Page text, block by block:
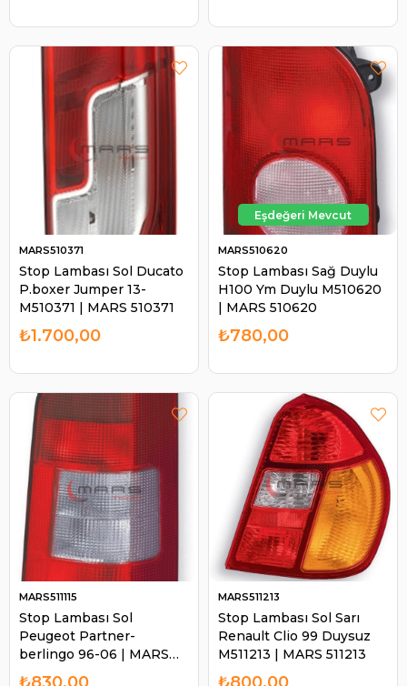
Stop Lambası Sol Ducato
P.boxer Jumper 13-
M510371 | MARS 510371
MARS510371
₺1.700,00
Stop Lambası Sağ Duylu
H100 Ym Duylu M510620
| MARS 510620
MARS510620
₺780,00
Stop Lambası Sol
Peugeot Partner-
berlingo 96-06 | MARS
511115
MARS511115
Stop Lambası Sol Sarı
Renault Clio 99 Duysuz
M511213 | MARS 511213
MARS511213